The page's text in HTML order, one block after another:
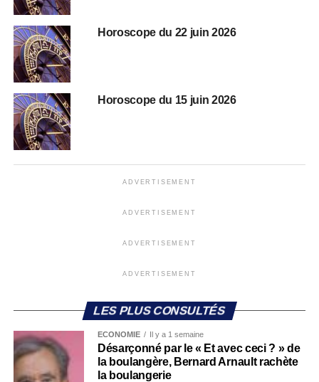
Horoscope du 22 juin 2026
Horoscope du 15 juin 2026
ADVERTISEMENT
ADVERTISEMENT
ADVERTISEMENT
ADVERTISEMENT
LES PLUS CONSULTÉS
ECONOMIE Il y a 1 semaine
Désarçonné par le « Et avec ceci ? » de
la boulangère, Bernard Arnault rachète
la boulangerie